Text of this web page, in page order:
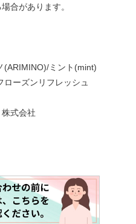
合があります。
ミント(mint)
ーズンリフレッシュ
式会社